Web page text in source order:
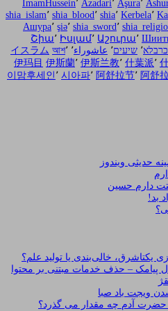
Aşura٬ Azadari٬ ImamHussein٬
Kerbela٬ shia٬ shia_blood٬ shia_islam٬
shia_sword٬ şiə٬ Ашурa٬
Աշուրա٬ Իսլամ٬ Շիա٬
כרבלא٬ שיעים٬ عاشوراء٬ আশ٬
イスラム
什葉派٬ 伊斯兰教٬ 伊斯蘭٬
伊玛目
阿舒
阿舒拉节٬ 시아파٬ 이맘후세인 ٬
دارم حسین
بد!
خالی‌بندی یا تولید علم؟
– حذف خدمات مبتنی بر محتوا
ویجت باد صبا
حضرت آدم چه مقدار می گذرد؟